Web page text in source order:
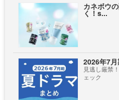
カネボウ
く！s...
2026年7
見逃し厳禁
ェック